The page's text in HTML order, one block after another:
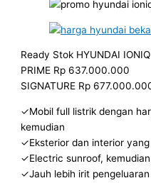
Ready Stok HYUNDAI
PRIME Rp 637.000.000
SIGNATURE Rp
✓Mobil full listrik dengan
kemudian
✓Eksterior dan interior
✓Electric sunroof, kemudian
✓Jauh lebih irit